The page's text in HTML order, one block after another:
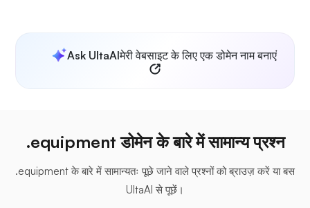
Ask UltaAIमेरी वेबसाइट के लिए एक डोमेन नाम बनाएं
.equipment डोमेन के बारे में सामान्य प्रश्न
.equipment के बारे में सामान्यतः पूछे जाने वाले प्रश्नों को ब्राउज़ करें या बस
UltaAI से पूछें।